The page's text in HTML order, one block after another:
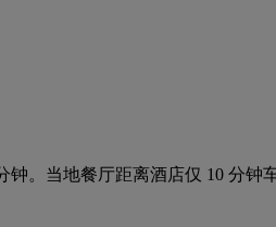
钟。当地餐厅距离酒店仅 10 分